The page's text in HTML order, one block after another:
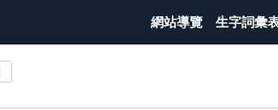
網站導覽 生字詞彙